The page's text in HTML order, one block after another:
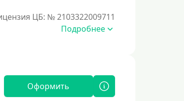
ЦБ: № 2103322009711
Подробнее
Оформить